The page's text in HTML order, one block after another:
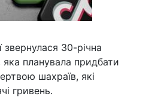
30-річна
планувала придбати
шахраїв, які
гривень.